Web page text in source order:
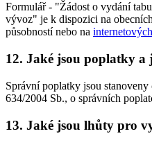
Formulář - "Žádost o vydání
vývoz" je k dispozici na
působností nebo na
12. Jaké jsou poplatky a
Správní poplatky jsou
634/2004 Sb., o správních
13. Jaké jsou lhůty pro